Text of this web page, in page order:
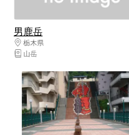
男鹿岳
栃木県
日光・霧降高原・奥日
山岳